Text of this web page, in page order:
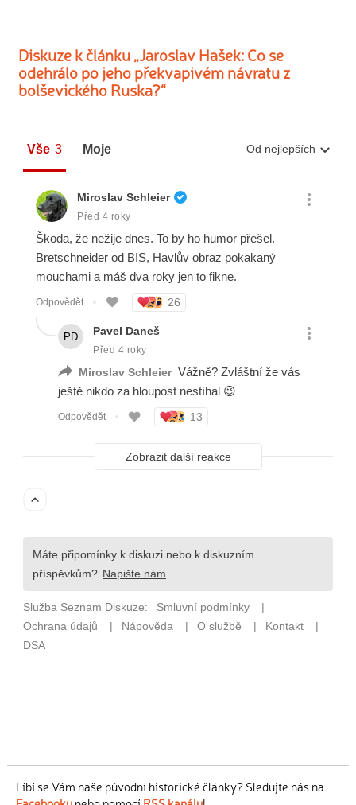
Diskuze k článku „Jaroslav Hašek: Co se
odehrálo po jeho překvapivém návratu z
bolševického Ruska?“
Líbí se Vám naše původní historické články? Sledujte nás na